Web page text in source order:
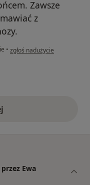
Zawsze
z
• w opinii użytkownika Rodzic
zgłoś nadużycie
powyżej
Ewa